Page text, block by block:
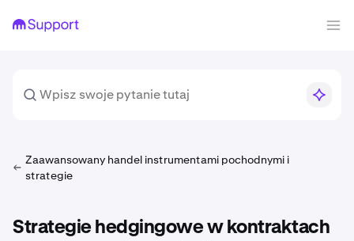
Zaawansowany handel instrumentami pochodnymi i
strategie
Strategie hedgingowe w kontraktach